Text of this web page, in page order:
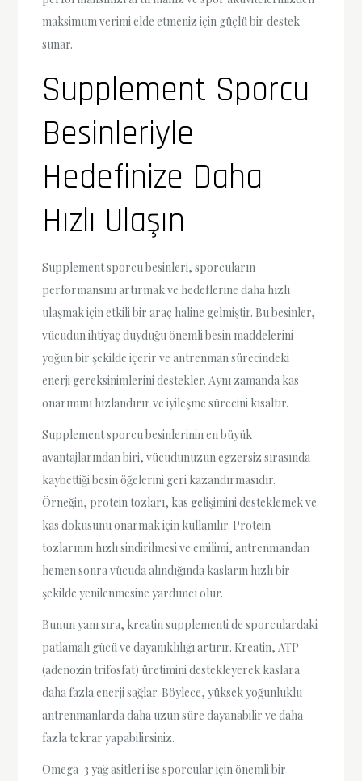
maksimum verimi elde etmeniz için güçlü bir destek
sunar.
Supplement Sporcu
Besinleriyle
Hedefinize Daha
Hızlı Ulaşın
Supplement sporcu besinleri, sporcuların
performansını artırmak ve hedeflerine daha hızlı
ulaşmak için etkili bir araç haline gelmiştir. Bu besinler,
vücudun ihtiyaç duyduğu önemli besin maddelerini
yoğun bir şekilde içerir ve antrenman sürecindeki
enerji gereksinimlerini destekler. Aynı zamanda kas
onarımını hızlandırır ve iyileşme sürecini kısaltır.
Supplement sporcu besinlerinin en büyük
avantajlarından biri, vücudunuzun egzersiz sırasında
kaybettiği besin öğelerini geri kazandırmasıdır.
Örneğin, protein tozları, kas gelişimini desteklemek ve
kas dokusunu onarmak için kullanılır. Protein
tozlarının hızlı sindirilmesi ve emilimi, antrenmandan
hemen sonra vücuda alındığında kasların hızlı bir
şekilde yenilenmesine yardımcı olur.
Bunun yanı sıra, kreatin supplementi de sporculardaki
patlamalı gücü ve dayanıklılığı artırır. Kreatin, ATP
(adenozin trifosfat) üretimini destekleyerek kaslara
daha fazla enerji sağlar. Böylece, yüksek yoğunluklu
antrenmanlarda daha uzun süre dayanabilir ve daha
fazla tekrar yapabilirsiniz.
Omega-3 yağ asitleri ise sporcular için önemli bir